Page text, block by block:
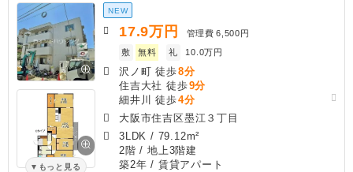
もっと見る
NEW
17.9万円 管理費 6,500円
敷
無料 礼 10.0万円
沢ノ町 徒歩8分
住吉大社 徒歩9分
細井川 徒歩4分
大阪市住吉区墨江３丁目
3LDK / 79.12m²
2階 / 地上3階建
築2年 / 賃貸アパート